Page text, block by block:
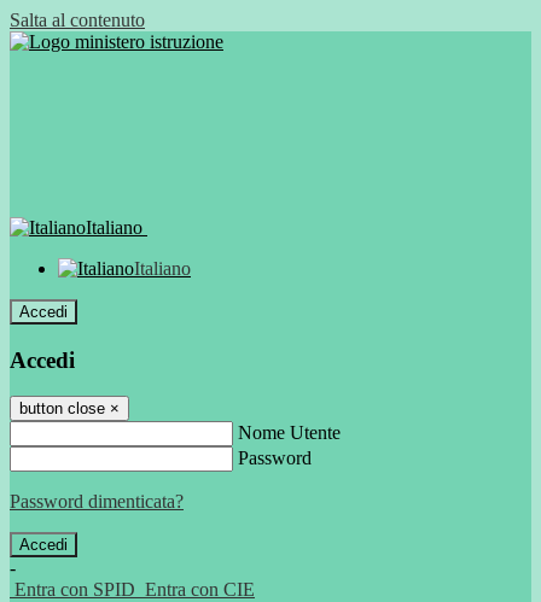
Salta al contenuto
Italiano
Italiano
Accedi
Accedi
button close ×
Nome Utente
Password
Password dimenticata?
-
Entra con SPID Entra con CIE